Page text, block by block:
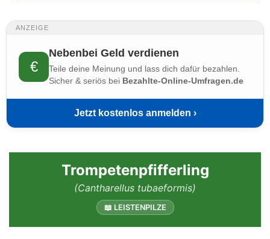
ANZEIGE
€
Nebenbei Geld verdienen
Teile deine Meinung und lass dich dafür bezahlen.
Sicher & seriös bei Bezahlte-Online-Umfragen.de
Jetzt kostenlos anmelden ›
Trompetenpfifferling
(Cantharellus tubaeformis)
📖 LEISTENPILZE